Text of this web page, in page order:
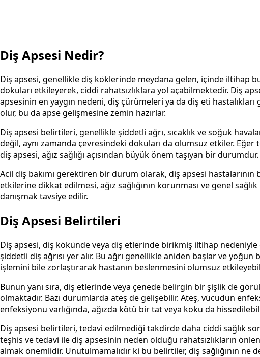
Diş Apsesi Nedir?
Diş apsesi, genellikle diş köklerinde meydana gelen, içinde iltihap
dokuları etkileyerek, ciddi rahatsızlıklara yol açabilmektedir. Diş
apsesinin en yaygın nedeni, diş çürümeleri ya da diş eti hastalıkları
olur, bu da apse gelişmesine zemin hazırlar.
Diş apsesi belirtileri, genellikle şiddetli ağrı, sıcaklık ve soğuk
değil, aynı zamanda çevresindeki dokuları da olumsuz etkiler.
diş apsesi, ağız sağlığı açısından büyük önem taşıyan bir durumdur.
Acil diş bakımı gerektiren bir durum olarak, diş apsesi
etkilerine dikkat edilmesi, ağız sağlığının korunması ve genel
danışmak tavsiye edilir.
Diş Apsesi Belirtileri
Diş apsesi, diş kökünde veya diş etlerinde birikmiş iltihap
şiddetli diş ağrısı yer alır. Bu ağrı genellikle aniden başlar ve
işlemini bile zorlaştırarak hastanın beslenmesini olumsuz
Bunun yanı sıra, diş etlerinde veya çenede belirgin bir şişlik de
olmaktadır. Bazı durumlarda ateş de gelişebilir. Ateş, vücudun
enfeksiyonu varlığında, ağızda kötü bir tat veya koku da
Diş apsesi belirtileri, tedavi edilmediği takdirde daha ciddi sağlık
teşhis ve tedavi ile diş apsesinin neden olduğu rahatsızlıkların
almak önemlidir. Unutulmamalıdır ki bu belirtiler, diş sağlığının